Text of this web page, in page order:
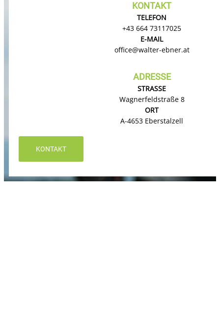
KONTAKT
TELEFON
+43 664 73117025
E-MAIL
office@walter-ebner.at
ADRESSE
STRASSE
Wagnerfeldstraße 8
ORT
A-4653 Eberstalzell
KONTAKT